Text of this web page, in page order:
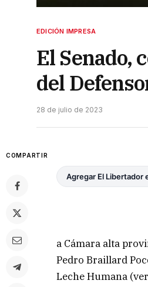
EDICIÓN IMPRESA
El Senado,
del
28 de julio de 2023
COMPARTIR
Agregar El Libertador
a Cámara alta
Pedro Braillard
Leche Humana